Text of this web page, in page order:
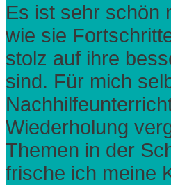
Es ist sehr schön
wie sie
stolz auf ihre
sind. Für mich
Wiederholung
Themen in der
frische ich meine